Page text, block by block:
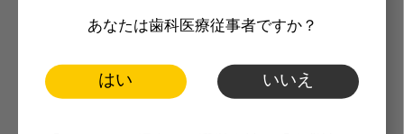
あなたは歯科医療従事者ですか？
はい いいえ